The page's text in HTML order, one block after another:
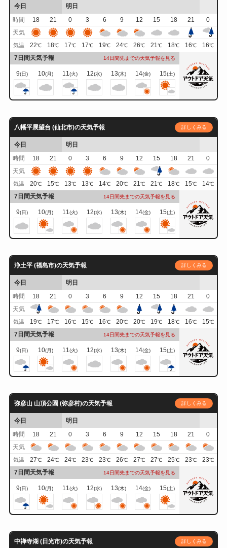
今日
明日
時間
18 21 0 3 6 9 12 15 18 21
0
天気
気温 22℃ 18℃ 17℃ 17℃ 19℃ 24℃ 26℃ 21℃ 18℃ 16℃ 16℃
7日間天気予報 14日間先までの天気予報を見る
9(日) 10(月) 11(火) 12(水) 13(木) 14(金) 15(土)
八幡平展望台 (仙北市)の天気予報 詳しくみる
今日
明日
時間
18 21 0 3 6 9 12 15 18 21
0
天気
気温 20℃ 15℃ 13℃ 13℃ 14℃ 20℃ 21℃ 21℃ 18℃ 15℃ 14℃
7日間天気予報 14日間先までの天気予報を見る
9(日) 10(月) 11 (火) 12(水) 13(木) 14(金) 15(土)
浄土平 (福島市)の天気予報 詳しくみる
今日
明日
時間
18 21 0 3 6 9 12 15 18 21
0
天気
気温 19℃ 17℃ 16℃ 15℃ 16℃ 20℃ 20℃ 19℃ 18℃ 16℃ 15℃
7日間天気予報 14日間先までの天気予報を見る
9(日) 10(月) 11 (火) 12(水) 13(木) 14(金) 15(土)
弥彦山 山頂公園 (弥彦村)の天気予報 詳しくみる
今日
明日
時間
18 21 0 3 6 9 12 15 18 21
0
天気
気温 27℃ 24℃ 24℃ 23℃ 23℃ 26℃ 27℃ 27℃ 25℃ 23℃ 23℃
7日間天気予報 14日間先までの天気予報を見る
9(日) 10(月) 11(火) 12(水) 13(木) 14(金) 15(土)
中禅寺湖 (日光市)の天気予報 詳しくみる